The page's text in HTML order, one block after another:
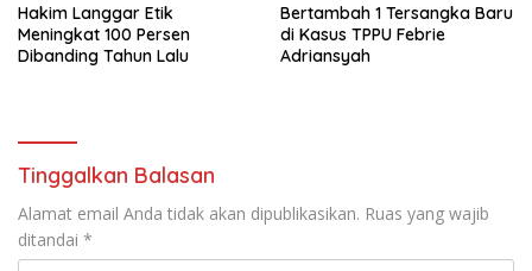
Hakim Langgar Etik
Meningkat 100 Persen
Dibanding Tahun Lalu
Bertambah 1 Tersangka Baru
di Kasus TPPU Febrie
Adriansyah
Tinggalkan Balasan
Alamat email Anda tidak akan dipublikasikan. Ruas yang wajib
ditandai *